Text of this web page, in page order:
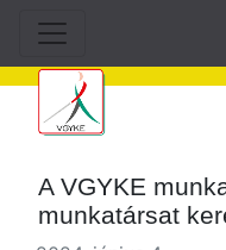
A VGYKE
munkatársat